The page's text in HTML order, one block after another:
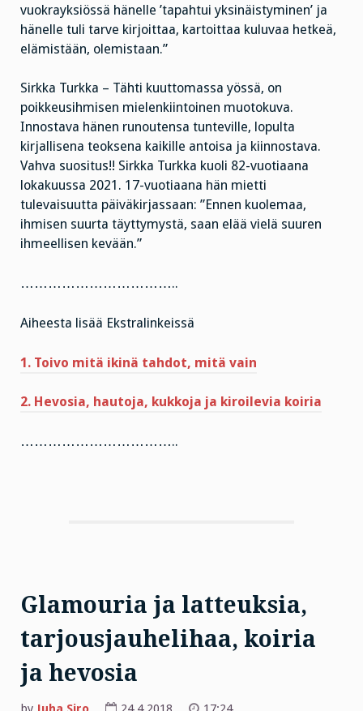
vuokrayksiössä hänelle ’tapahtui yksinäistyminen’ ja
hänelle tuli tarve kirjoittaa, kartoittaa kuluvaa hetkeä,
elämistään, olemistaan.”
Sirkka Turkka – Tähti kuuttomassa yössä, on
poikkeusihmisen mielenkiintoinen muotokuva.
Innostava hänen runoutensa tunteville, lopulta
kirjallisena teoksena kaikille antoisa ja kiinnostava.
Vahva suositus!! Sirkka Turkka kuoli 82-vuotiaana
lokakuussa 2021. 17-vuotiaana hän mietti
tulevaisuutta päiväkirjassaan: ”Ennen kuolemaa,
ihmisen suurta täyttymystä, saan elää vielä suuren
ihmeellisen kevään.”
……………………………..
Aiheesta lisää Ekstralinkeissä
1. Toivo mitä ikinä tahdot, mitä vain
2. Hevosia, hautoja, kukkoja ja kiroilevia koiria
……………………………..
Glamouria ja latteuksia,
tarjousjauhelihaa, koiria
ja hevosia